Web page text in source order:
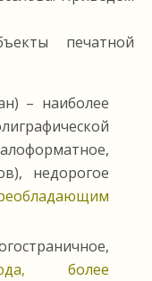
печатной
– наиболее
недорогое
более